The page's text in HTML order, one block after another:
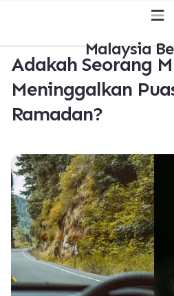
Malaysia
Adakah Seorang
Meninggalkan
Ramadan?